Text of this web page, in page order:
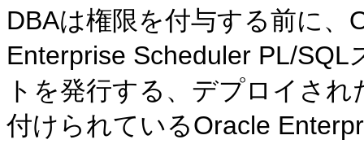
DBAは権限を付与する前に、
Enterprise Scheduler PL/
トを発行する、デプロイさ
付けられているOracle